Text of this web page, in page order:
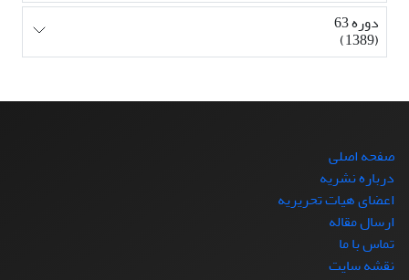
دوره 63
(1389)
صفحه اصلی
درباره نشریه
اعضای هیات تحریریه
ارسال مقاله
تماس با ما
نقشه سایت